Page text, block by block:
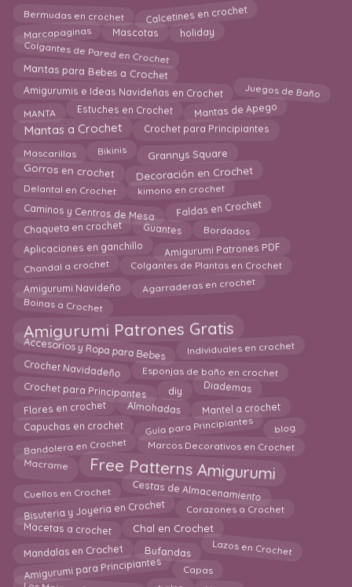
Bermudas en crochet Calcetines en crochet
Marcapaginas Mascotas holiday
Colgantes de Pared en Crochet
Mantas para Bebes a Crochet
Amigurumis e Ideas Navideñas en Crochet Juegos de Baño
MANTA Estuches en Crochet Mantas de Apego
Mantas a Crochet Crochet para Principiantes
Mascarillas Bikinis Grannys Square
Gorros en crochet Decoración en Crochet
Delantal en Crochet kimono en crochet
Caminos y Centros de Mesa Faldas en Crochet
Chaqueta en crochet Guantes Bordados
Aplicaciones en ganchillo Amigurumi Patrones PDF
Chandal a crochet Colgantes de Plantas en Crochet
Amigurumi Navideño Agarraderas en crochet
Boinas a Crochet
Amigurumi Patrones Gratis
Accesorios y Ropa para Bebes Individuales en crochet
Crochet Navidadeño Esponjas de baño en crochet
Crochet para Principantes diy Diademas
Flores en crochet Almohadas Mantel a crochet
Capuchas en crochet Guía para Principiantes blog
Bandolera en Crochet Marcos Decorativos en Crochet
Macrame Free Patterns Amigurumi
Cuellos en Crochet Cestas de Almacenamiento
Bisuteria y Joyeria en Crochet Corazones a Crochet
Macetas a crochet Chal en Crochet
Mandalas en Crochet Bufandas Lazos en Crochet
Amigurumi para Principiantes Capas